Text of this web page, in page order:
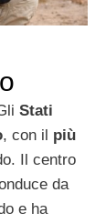
Stati
, con il più
Il centro
da
e ha